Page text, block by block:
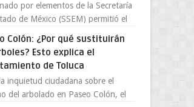
por elementos de la Secretaría
de México (SSEM) permitió el
vehículo vin...
Colón: ¿Por qué sustituirán
Esto explica el
de Toluca
inquietud ciudadana sobre el
del arbolado en Paseo Colón, el